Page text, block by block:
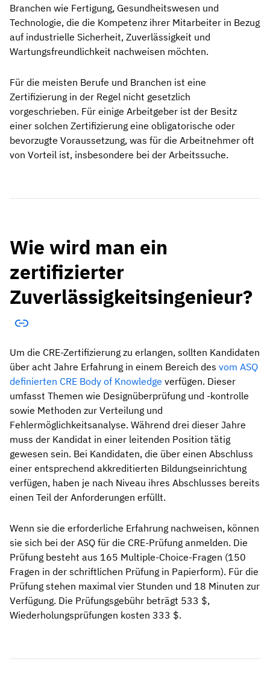
Branchen wie Fertigung, Gesundheitswesen und
Technologie, die die Kompetenz ihrer Mitarbeiter in Bezug
auf industrielle Sicherheit, Zuverlässigkeit und
Wartungsfreundlichkeit nachweisen möchten.
Für die meisten Berufe und Branchen ist eine
Zertifizierung in der Regel nicht gesetzlich
vorgeschrieben. Für einige Arbeitgeber ist der Besitz
einer solchen Zertifizierung eine obligatorische oder
bevorzugte Voraussetzung, was für die Arbeitnehmer oft
von Vorteil ist, insbesondere bei der Arbeitssuche.
Wie wird man ein
zertifizierter
Zuverlässigkeitsingenieur?
Um die CRE-Zertifizierung zu erlangen, sollten Kandidaten
über acht Jahre Erfahrung in einem Bereich des vom ASQ
definierten CRE Body of Knowledge verfügen. Dieser
umfasst Themen wie Designüberprüfung und -kontrolle
sowie Methoden zur Verteilung und
Fehlermöglichkeitsanalyse. Während drei dieser Jahre
muss der Kandidat in einer leitenden Position tätig
gewesen sein. Bei Kandidaten, die über einen Abschluss
einer entsprechend akkreditierten Bildungseinrichtung
verfügen, haben je nach Niveau ihres Abschlusses bereits
einen Teil der Anforderungen erfüllt.
Wenn sie die erforderliche Erfahrung nachweisen, können
sie sich bei der ASQ für die CRE-Prüfung anmelden. Die
Prüfung besteht aus 165 Multiple-Choice-Fragen (150
Fragen in der schriftlichen Prüfung in Papierform). Für die
Prüfung stehen maximal vier Stunden und 18 Minuten zur
Verfügung. Die Prüfungsgebühr beträgt 533 $,
Wiederholungsprüfungen kosten 333 $.